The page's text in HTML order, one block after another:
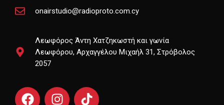
onairstudio@radioproto.com.cy
Λεωφόρος Άντη Χατζηκωστή και γωνία
Λεωφόρου, Αρχαγγέλου Μιχαήλ 31, Στρόβολος
2057